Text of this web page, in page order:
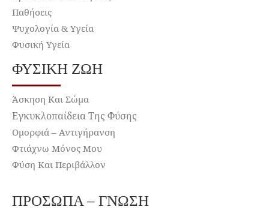
Παθήσεις
Ψυχολογία & Υγεία
Φυσική Υγεία
ΦΥΣΙΚΉ ΖΩΉ
Άσκηση Και Σώμα
Εγκυκλοπαίδεια Της Φύσης
Ομορφιά – Αντιγήρανση
Φτιάχνω Μόνος Μου
Φύση Και Περιβάλλον
ΠΡΌΣΩΠΑ – ΓΝΏΣΗ